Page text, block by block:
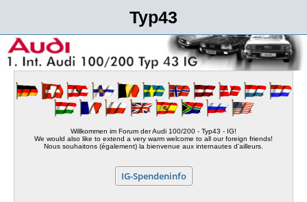
Typ43
Willkommen im Forum der Audi 100/200 - Typ43 - IG!
We would also like to extend a very warm welcome to all our foreign friends!
Nous souhaitons (également) la bienvenue aux internautes d'ailleurs.
IG-Spendeninfo